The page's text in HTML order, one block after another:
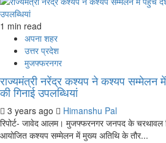
1 min read
अपना शहर
उत्तर प्रदेश
मुजफ्फरनगर
राज्यमंत्री नरेंद्र कश्यप ने कश्यप
की गिनाई उपलब्धियां
3 years ago
Himanshu Pal
रिपोर्ट- जावेद आलम। मुजफ्फरनगर जनपद के चरथावल
आयोजित कश्यप सम्मेलन में मुख्य अतिथि के तौर...